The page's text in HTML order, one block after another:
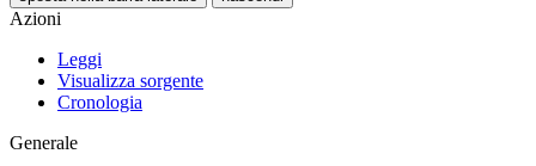
Azioni
Leggi
Visualizza sorgente
Cronologia
Generale